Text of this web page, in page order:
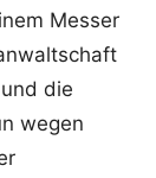
Messer
die
wegen